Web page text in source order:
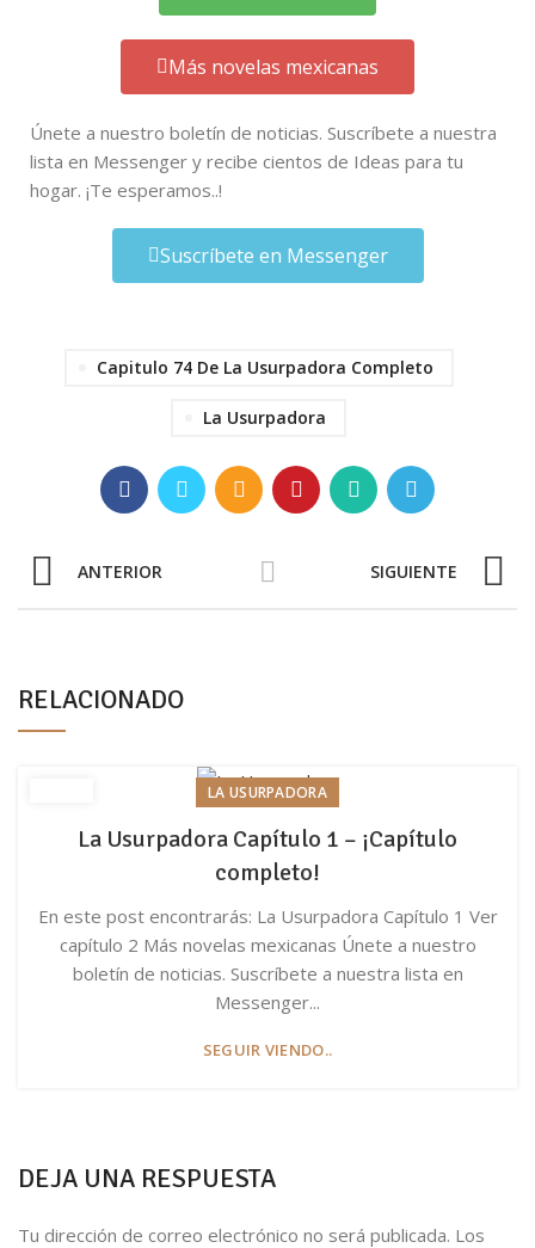
Más novelas mexicanas
Únete a nuestro boletín de noticias. Suscríbete a nuestra
lista en Messenger y recibe cientos de Ideas para tu
hogar. ¡Te esperamos..!
Suscríbete en Messenger
Capitulo 74 De La Usurpadora Completo
La Usurpadora
ANTERIOR SIGUIENTE
RELACIONADO
LA USURPADORA
La Usurpadora Capítulo 1 – ¡Capítulo
completo!
En este post encontrarás: La Usurpadora Capítulo 1 Ver
capítulo 2 Más novelas mexicanas Únete a nuestro
boletín de noticias. Suscríbete a nuestra lista en
Messenger...
SEGUIR VIENDO..
DEJA UNA RESPUESTA
Tu dirección de correo electrónico no será publicada. Los